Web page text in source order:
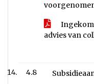
advies van
4.8